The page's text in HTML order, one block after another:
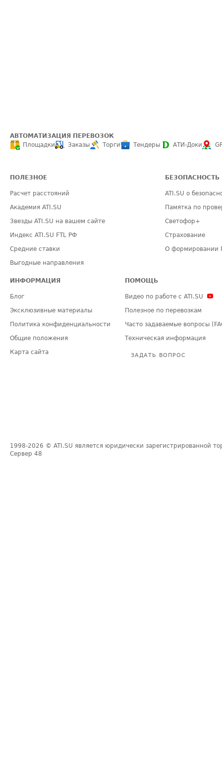
АВТОМАТИЗАЦИЯ ПЕРЕВОЗОК
Площадки
Заказы Торги Тендеры АТИ-Доки
ПОЛЕЗНОЕ
Расчет расстояний
Академия ATI.SU
Звезды ATI.SU на вашем сайте
Индекс ATI.SU FTL РФ
Средние ставки
Выгодные направления
БЕЗОПАСНОСТЬ
ATI.SU о
Памятка по
Светофор+
Страхование
О формировании
ИНФОРМАЦИЯ
Блог
Эксклюзивные материалы
Политика конфиденциальности
Общие положения
Карта сайта
ПОМОЩЬ
Видео по работе с ATI.SU
Полезное по перевозкам
Часто задаваемые вопросы
Техническая информация
ЗАДАТЬ ВОПРОС
1998-2026 © ATI.SU является юридически зарегистрированной
Сервер 48